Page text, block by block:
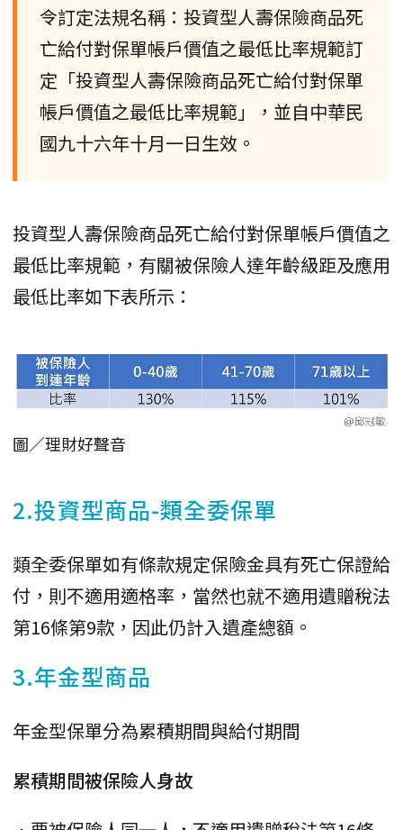
令訂定法規名稱：投資型人壽保險商品死
亡給付對保單帳戶價值之最低比率規範訂
定「投資型人壽保險商品死亡給付對保單
帳戶價值之最低比率規範」，並自中華民
國九十六年十月一日生效。
投資型人壽保險商品死亡給付對保單帳戶價值之
最低比率規範，有關被保險人達年齡級距及應用
最低比率如下表所示：
圖／理財好聲音
2.投資型商品-類全委保單
類全委保單如有條款規定保險金具有死亡保證給
付，則不適用適格率，當然也就不適用遺贈稅法
第16條第9款，因此仍計入遺產總額。
3.年金型商品
年金型保單分為累積期間與給付期間
累積期間被保險人身故